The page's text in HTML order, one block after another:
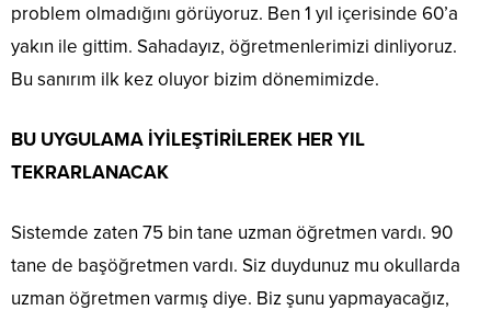
problem olmadığını görüyoruz. Ben 1 yıl içerisinde 60’a
yakın ile gittim. Sahadayız, öğretmenlerimizi dinliyoruz.
Bu sanırım ilk kez oluyor bizim dönemimizde.
BU UYGULAMA İYİLEŞTİRİLEREK HER YIL
TEKRARLANACAK
Sistemde zaten 75 bin tane uzman öğretmen vardı. 90
tane de başöğretmen vardı. Siz duydunuz mu okullarda
uzman öğretmen varmış diye. Biz şunu yapmayacağız,